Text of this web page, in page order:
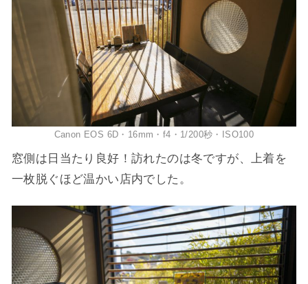
Canon EOS 6D・16mm・f4・1/200秒・ISO100
窓側は日当たり良好！訪れたのは冬ですが、上着を
一枚脱ぐほど温かい店内でした。